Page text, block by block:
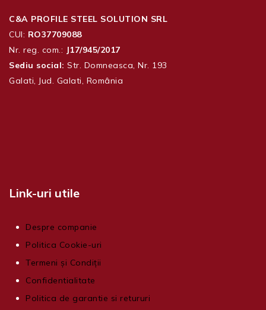
C&A PROFILE STEEL SOLUTION SRL
CUI: RO37709088
Nr. reg. com.: J17/945/2017
Sediu social: Str. Domneasca, Nr. 193
Galati, Jud. Galati, România
Link-uri utile
Despre companie
Politica Cookie-uri
Termeni și Condiții
Confidentialitate
Politica de garantie si retururi